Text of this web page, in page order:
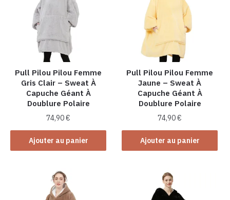
Pull Pilou Pilou Femme
Gris Clair – Sweat À
Capuche Géant À
Doublure Polaire
74,90€
Ajouter au panier
Pull Pilou Pilou Femme
Jaune – Sweat À
Capuche Géant À
Doublure Polaire
74,90€
Ajouter au panier